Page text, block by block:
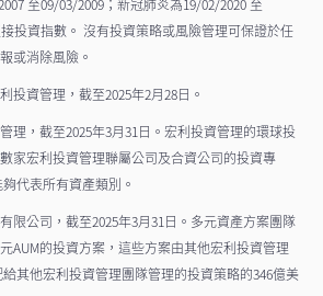
至09/03/2009；新冠肺炎為19/02/2020 至
投資指數。 沒有投資策略或風險管理可保證於任
或消除風險 。
投資管理，截至2025年2月28日。
理，截至2025年3月31日。宏利投資管理的環球投
家宏利投資管理聯屬公司及合資公司的投資專
代表所有資產類別。
限公司，截至2025年3月31日。多元資產方案團隊
AUM的投資方案，這些方案由其他宏利投資管理
其他宏利投資管理團隊管理的投資策略的346億美